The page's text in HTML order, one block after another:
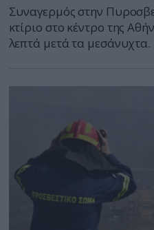
Συναγερμός στην
κτίριο στο κέντρο της
λεπτά μετά τα
με οκτώ πυροσβέστες, οι